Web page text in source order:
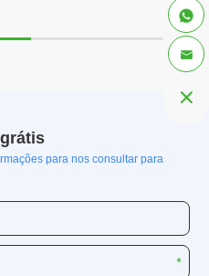



para nos consultar para